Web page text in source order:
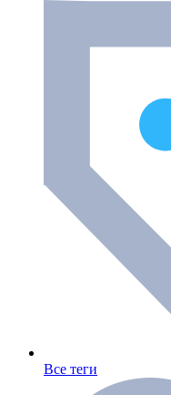
Все теги